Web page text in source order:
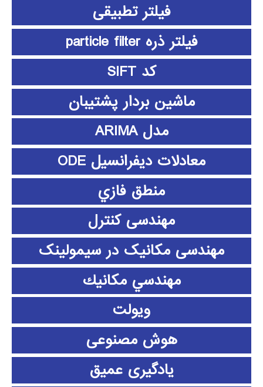
فیلتر تطبیقی
فیلتر ذره particle filter
کد SIFT
ماشین بردار پشتیبان
مدل ARIMA
معادلات دیفرانسیل ODE
منطق فازي
مهندسی کنترل
مهندسی مکانیک در سیمولینک
مهندسي مكانيك
ویولت
هوش مصنوعی
یادگیری عمیق